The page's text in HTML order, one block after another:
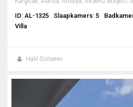
ID: AL-1325 Slaapkamers: 5
Villa
Halil Gülseren